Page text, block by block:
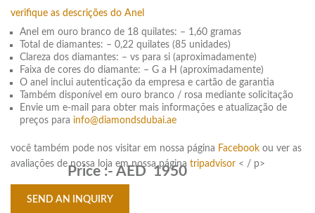
verifique as descrições do Anel
Anel em ouro branco de 18 quilates: – 1,60 gramas
Total de diamantes: – 0,22 quilates (85 unidades)
Clareza dos diamantes: – vs para si (aproximadamente)
Faixa de cores do diamante: – G a H (aproximadamente)
O anel inclui autenticação da empresa e cartão de garantia
Também disponível em ouro branco / rosa mediante solicitação
Envie um e-mail para obter mais informações e atualização de
preços para info@diamondsdubai.ae
você também pode nos visitar em nossa página Facebook ou ver as
avaliações de nossa loja em nossa página tripadvisor < / p>
Price :- AED 1950
SEND AN INQUIRY